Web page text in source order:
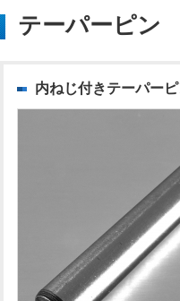
テーパーピン
内ねじ付きテーパー